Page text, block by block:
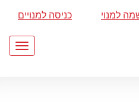
למנוי כניסה למנויים